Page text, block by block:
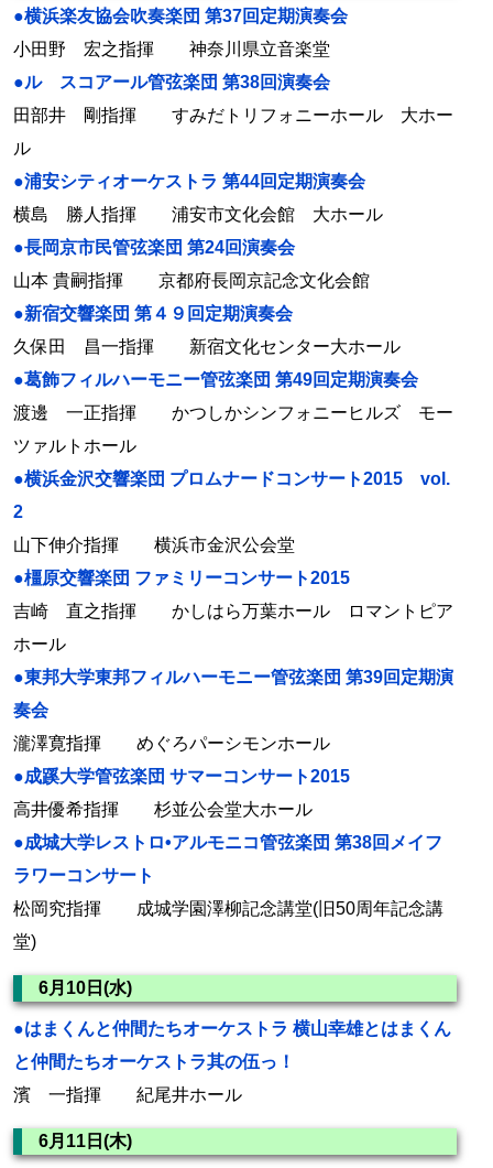
●横浜楽友協会吹奏楽団 第37回定期演奏会
小田野 宏之指揮 神奈川県立音楽堂
●ル スコアール管弦楽団 第38回演奏会
田部井 剛指揮 すみだトリフォニーホール 大ホー
ル
●浦安シティオーケストラ 第44回定期演奏会
横島 勝人指揮 浦安市文化会館 大ホール
●長岡京市民管弦楽団 第24回演奏会
山本 貴嗣指揮 京都府長岡京記念文化会館
●新宿交響楽団 第４９回定期演奏会
久保田 昌一指揮 新宿文化センター大ホール
●葛飾フィルハーモニー管弦楽団 第49回定期演奏会
渡邊 一正指揮 かつしかシンフォニーヒルズ モー
ツァルトホール
●横浜金沢交響楽団 プロムナードコンサート2015 vol.
2
山下伸介指揮 横浜市金沢公会堂
●橿原交響楽団 ファミリーコンサート2015
吉崎 直之指揮 かしはら万葉ホール ロマントピア
ホール
●東邦大学東邦フィルハーモニー管弦楽団 第39回定期演
奏会
瀧澤寛指揮 めぐろパーシモンホール
●成蹊大学管弦楽団 サマーコンサート2015
高井優希指揮 杉並公会堂大ホール
●成城大学レストロ•アルモニコ管弦楽団 第38回メイフ
ラワーコンサート
松岡究指揮 成城学園澤柳記念講堂(旧50周年記念講
堂)
6月10日(水)
●はまくんと仲間たちオーケストラ 横山幸雄とはまくん
と仲間たちオーケストラ其の伍っ！
濱 一指揮 紀尾井ホール
6月11日(木)